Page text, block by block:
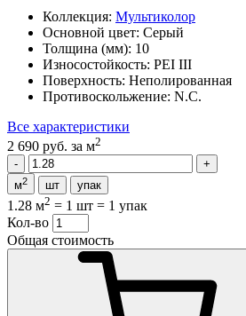
Коллекция: Мультиколор
Основной цвет: Серый
Толщина (мм): 10
Износостойкость: PEI III
Поверхность: Неполированная
Противоскольжение: N.C.
Все характеристики
2 690 руб. за м2
м2 шт упак
1.28 м2 = 1 шт = 1 упак
Кол-во
Общая стоимость